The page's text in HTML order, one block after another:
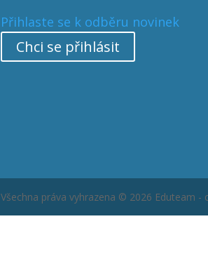
Přihlaste se k odběru novinek
Chci se přihlásit
Všechna práva vyhrazena © 2026 Eduteam